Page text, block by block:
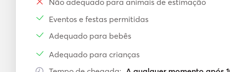
Não adequado para animais de estimação
Eventos e festas permitidas
Adequado para bebês
Adequado para crianças